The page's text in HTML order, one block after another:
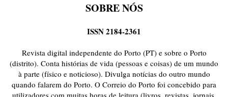
SOBRE NÓS
ISSN 2184-2361
Revista digital independente do Porto (PT) e sobre o Porto
(distrito). Conta histórias de vida (pessoas e coisas) de um mundo
à parte (físico e noticioso). Divulga notícias do outro mundo
quando falarem do Porto. O Correio do Porto foi concebido para
utilizadores com muitas horas de leitura (livros, revistas, jornais,